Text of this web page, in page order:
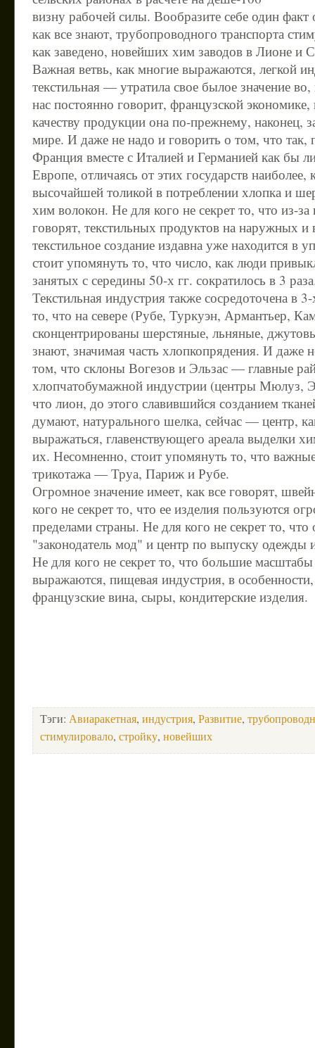
визну рабочей силы. Вообразите себе один факт
как все знают, трубопроводного транспорта
как заведено, новейших хим заводов в Лионе и
Важная ветвь, как многие выражаются, легкой
текстильная — утратила свое былое значение
нас постоянно говорит, французской
качеству продукции она по-прежнему, наконец,
мире. И даже не надо и говорить о том, что так,
Франция вместе с Италией и Германией как бы
Европе, отличаясь от этих государств наиболее,
высочайшей толикой в потреблении хлопка и
хим волокон. Не для кого не секрет то, что из-за
говорят, текстильных продуктов на наружных
текстильное создание издавна уже находится в
стоит упомянуть то, что число, как люди
занятых с середины 50-х гг. сократилось в 3
Текстильная индустрия также сосредоточена в
то, что на севере (Рубе, Туркуэн, Армантьер,
сконцентрированы шерстяные, льняные,
знают, значимая часть хлопкопрядения. И даже
том, что склоны Вогезов и Эльзас — главные
хлопчатобумажной индустрии (центры Мюлуз,
что лион, до этого славившийся созданием
думают, натурального шелка, сейчас — центр,
выражаться, главенствующего ареала выделки
их. Несомненно, стоит упомянуть то, что
трикотажа — Труа, Париж и Рубе.
Огромное значение имеет, как все говорят,
кого не секрет то, что ее изделия пользуются
пределами страны. Не для кого не секрет то, что
"законодатель мод" и центр по выпуску
Не для кого не секрет то, что большие
выражаются, пищевая индустрия, в особенности,
французские вина, сыры, кондитерские изделия.
Тэги: Авиаракетная, индустрия, Развитие,
стимулировало, стройку, новейших